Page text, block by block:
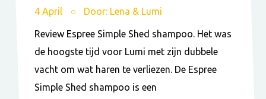
4 April Door: Lena & Lumi
Review Espree Simple Shed shampoo. Het was
de hoogste tijd voor Lumi met zijn dubbele
vacht om wat haren te verliezen. De Espree
Simple Shed shampoo is een